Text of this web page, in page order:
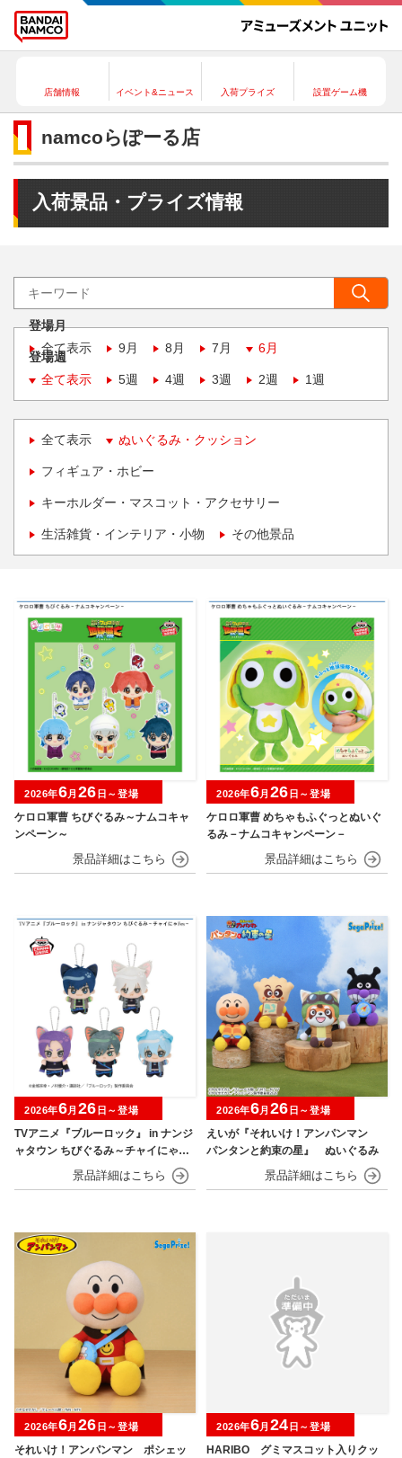
店舗情報 イベント&ニュース 入荷プライズ 設置ゲーム機
namcoらぽーる店
入荷景品・プライズ情報
登場月
全て表示
9月 8月 7月 6月
登場週
全て表示
5週 4週 3週 2週 1週
全て表示 ぬいぐるみ・クッション
フィギュア・ホビー
キーホルダー・マスコット・アクセサリー
生活雑貨・インテリア・小物 その他景品
ケロロ軍曹 ちびぐるみ～ナムコキャ
ンペーン～
2026年6月 26 日～登場
ケロロ軍曹 めちゃもふぐっとぬいぐ
るみ－ナムコキャンペーン－
2026年6月 26 日～登場
TVアニメ『ブルーロック』 in ナンジ
ャタウン ちびぐるみ～チャイにゃFe
2026年6月 26 日～登場
えいが『それいけ！アンパンマン
パンタンと約束の星』 ぬいぐるみ
2026年6月 26 日～登場
それいけ！アンパンマン ポシェッ
2026年6月 26 日～登場
HARIBO グミマスコット入りクッ
2026年6月 24 日～登場